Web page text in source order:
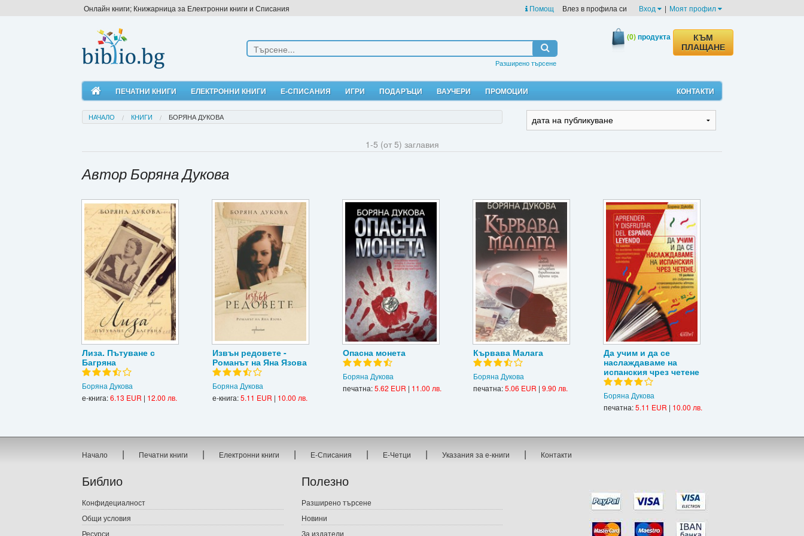
Онлайн книги; Книжарница за Електронни книги и Списания Помощ Влез в профила си Вход | Моят профил
Разширено търсене
(0)продукта
КЪМ
ПЛАЩАНЕ
ПЕЧАТНИ КНИГИ ЕЛЕКТРОННИ КНИГИ Е-СПИСАНИЯ ИГРИ ПОДАРЪЦИ ВАУЧЕРИ ПРОМОЦИИ КОНТАКТИ
НАЧАЛО КНИГИ БОРЯНА ДУКОВА
1-5 (от 5) заглавия
Автор Боряна Дукова
Лиза. Пътуване с
Багряна
Боряна Дукова
е-книга:6.13 EUR | 12.00 лв.
Извън редовете -
Романът на Яна Язова
Боряна Дукова
е-книга:5.11 EUR | 10.00 лв.
Опасна монета
Боряна Дукова
печатна:5.62 EUR | 11.00 лв.
Кървава Малага
Боряна Дукова
печатна:5.06 EUR | 9.90 лв.
Да учим и да се
наслаждаваме на
испанския чрез четене
Боряна Дукова
печатна:5.11 EUR | 10.00 лв.
Начало | Печатни книги | Електронни книги | Е-Списания | Е-Четци | Указания за е-книги | Контакти
Библио
Конфидециалност
Общи условия
Ресурси
Полезно
Разширено търсене
Новини
За издатели